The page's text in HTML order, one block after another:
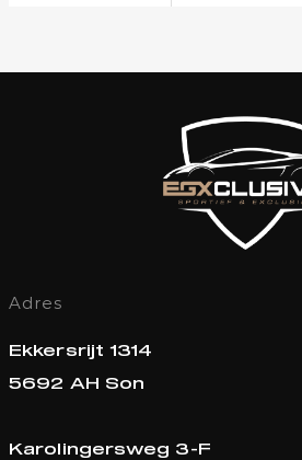
Adres
Ekkersrijt 1314
5692 AH Son
Karolingersweg 3-F